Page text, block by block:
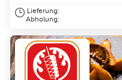
Lieferung:
Abholung: